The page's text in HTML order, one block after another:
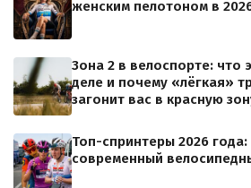
женским пелотоном в
Зона 2 в велоспорте: что
деле и почему «лёгкая»
загонит вас в красную
Топ-спринтеры 2026 года:
современный